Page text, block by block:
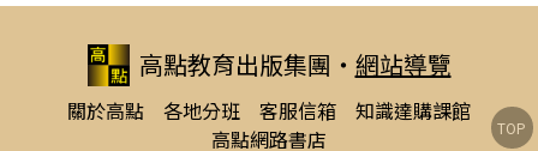
高點教育出版集團 ‧ 網站導覽
關於高點 各地分班 客服信箱
知識達購課館
高點網路書店
TOP